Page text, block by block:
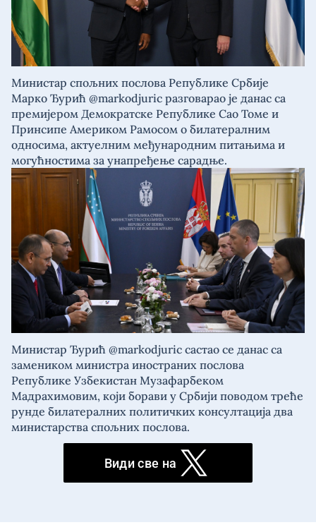
Министар спољних послова Републике Србије
Марко Ђурић @markodjuric разговарао је данас са
премијером Демократске Републике Сао Томе и
Принсипе Америком Рамосом о билатералним
односима, актуелним међународним питањима и
могућностима за унапређење сарадње.
Министар Ђурић @markodjuric састао се данас са
замеником министра иностраних послова
Републике Узбекистан Музафарбеком
Мадрахимовим, који борави у Србији поводом треће
рунде билатералних политичких консултација два
министарства спољних послова.
Види све на